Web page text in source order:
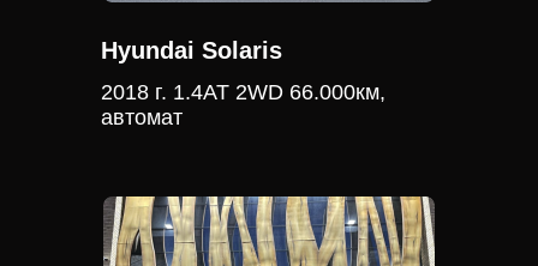
2018 г. 1.4АТ 2WD 66.000км,
автомат
Hyundai Solaris